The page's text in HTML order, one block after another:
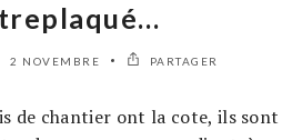
2 NOVEMBRE PARTAGER
de chantier ont la cote, ils sont